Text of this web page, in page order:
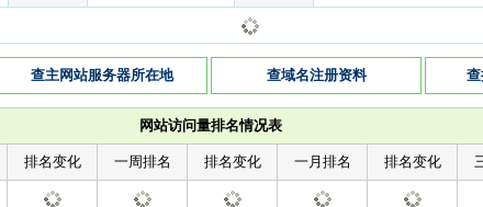
查主网站服务器所在地 查域名注册资料
网站访问量排名情况表
排名变化 一周排名 排名变化 一月排名 排名变化